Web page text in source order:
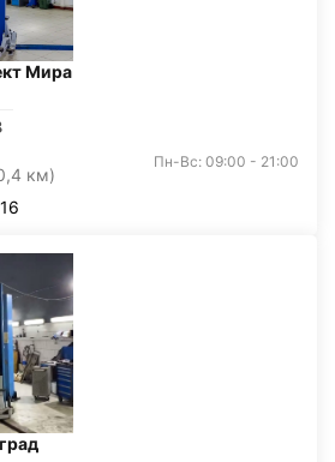
Мира
км)
Пн-Вс: 09:00 - 21:00